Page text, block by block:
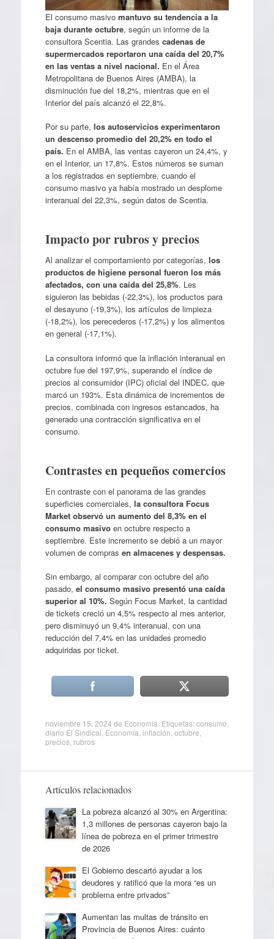
El consumo masivo mantuvo su tendencia a la
baja durante octubre, según un informe de la
consultora Scentia. Las grandes cadenas de
supermercados reportaron una caída del 20,7%
en las ventas a nivel nacional. En el Área
Metropolitana de Buenos Aires (AMBA), la
disminución fue del 18,2%, mientras que en el
Interior del país alcanzó el 22,8%.
Por su parte, los autoservicios experimentaron
un descenso promedio del 20,2% en todo el
país. En el AMBA, las ventas cayeron un 24,4%, y
en el Interior, un 17,8%. Estos números se suman
a los registrados en septiembre, cuando el
consumo masivo ya había mostrado un desplome
interanual del 22,3%, según datos de Scentia.
Impacto por rubros y precios
Al analizar el comportamiento por categorías, los
productos de higiene personal fueron los más
afectados, con una caída del 25,8%. Les
siguieron las bebidas (-22,3%), los productos para
el desayuno (-19,3%), los artículos de limpieza
(-18,2%), los perecederos (-17,2%) y los alimentos
en general (-17,1%).
La consultora informó que la inflación interanual en
octubre fue del 197,9%, superando el índice de
precios al consumidor (IPC) oficial del INDEC, que
marcó un 193%. Esta dinámica de incrementos de
precios, combinada con ingresos estancados, ha
generado una contracción significativa en el
consumo.
Contrastes en pequeños comercios
En contraste con el panorama de las grandes
superficies comerciales, la consultora Focus
Market observó un aumento del 8,3% en el
consumo masivoen octubre respecto a
septiembre. Este incremento se debió a un mayor
volumen de compras en almacenes y despensas.
Sin embargo, al comparar con octubre del año
pasado, el consumo masivo presentó una caída
superior al 10%. Según Focus Market, la cantidad
de tickets creció un 4,5% respecto al mes anterior,
pero disminuyó un 9,4% interanual, con una
reducción del 7,4% en las unidades promedio
adquiridas por ticket.
noviembre 15, 2024 de Economía . Etiquetas:consumo
diario El Sindical Economía inflación octubre
precios, rubros
Artículos relacionados
La pobreza alcanzó al 30% en Argentina:
1,3 millones de personas cayeron bajo la
línea de pobreza en el primer trimestre
de 2026
El Gobierno descartó ayudar a los
deudores y ratificó que la mora “es un
problema entre privados”
Aumentan las multas de tránsito en
Provincia de Buenos Aires: cuánto